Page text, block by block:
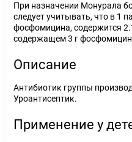
При назначении Монурала
следует учитывать, что в 1
фосфомицина, содержится
содержащем 3 г
Описание
Антибиотик группы
Уроантисептик.
Применение у